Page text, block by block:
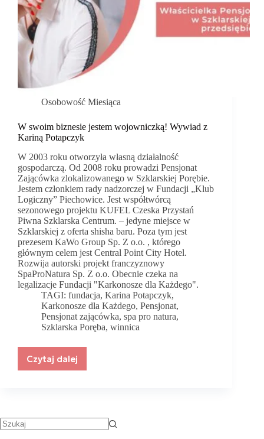
Osobowość Miesiąca
W swoim biznesie jestem wojowniczką! Wywiad z
Kariną Potapczyk
W 2003 roku otworzyła własną działalność
gospodarczą. Od 2008 roku prowadzi Pensjonat
Zającówka zlokalizowanego w Szklarskiej Porębie.
Jestem członkiem rady nadzorczej w Fundacji „Klub
Logiczny” Piechowice. Jest współtwórcą
sezonowego projektu KUFEL Czeska Przystań
Piwna Szklarska Centrum. – jedyne miejsce w
Szklarskiej z oferta shisha baru. Poza tym jest
prezesem KaWo Group Sp. Z o.o. , którego
głównym celem jest Central Point City Hotel.
Rozwija autorski projekt franczyznowy
SpaProNatura Sp. Z o.o. Obecnie czeka na
legalizacje Fundacji "Karkonosze dla Każdego".
TAGI: fundacja,Karina Potapczyk,
Karkonosze dla Każdego, Pensjonat,
Pensjonat zającówka, spa pro natura,
Szklarska Poręba, winnica
Czytaj dalej
W
Wywiad
z